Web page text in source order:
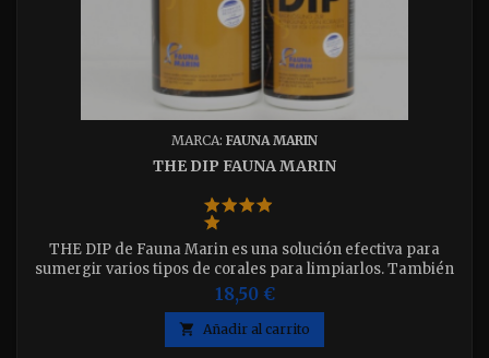
MARCA: FAUNA MARIN
THE DIP FAUNA MARIN
THE DIP de Fauna Marin es una solución efectiva para
sumergir varios tipos de corales para limpiarlos. También
ayuda a la aclimatación de nuevos especímenes para el
acuario aumentando la resistencia a las pestes para sus
corales. THE DIP elimina depósitos indeseados y pestes de
todos los corales. Disponible en envases de 250 y 500 ml
18,50 €
 Añadir al carrito